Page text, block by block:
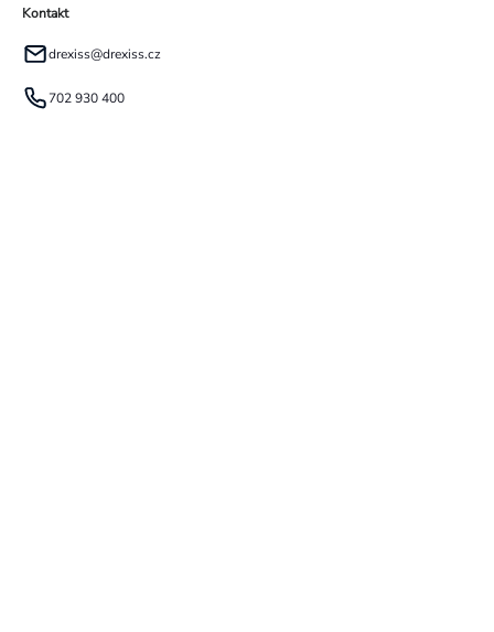
Kontakt
drexiss@drexiss.cz
702 930 400